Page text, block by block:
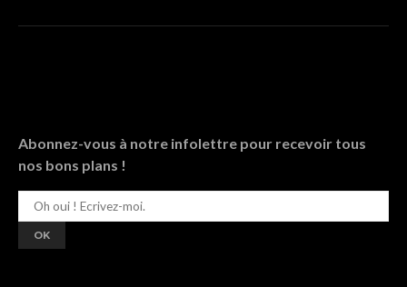
Abonnez-vous à notre infolettre pour recevoir tous
nos bons plans !